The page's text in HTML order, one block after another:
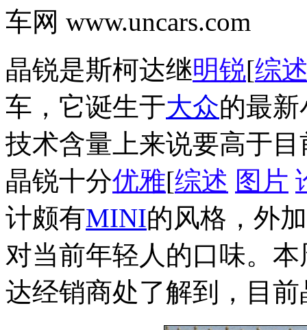
车网 www.uncars.com
晶锐是斯柯达继明锐[综
车，它诞生于大众的最
技术含量上来说要高于
晶锐十分优雅[综述 图片
计颇有MINI的风格，外
对当前年轻人的口味。
达经销商处了解到，目